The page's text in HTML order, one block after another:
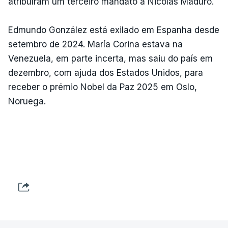
Edmundo González está exilado em Espanha desde
setembro de 2024. María Corina estava na
Venezuela, em parte incerta, mas saiu do país em
dezembro, com ajuda dos Estados Unidos, para
receber o prémio Nobel da Paz 2025 em Oslo,
Noruega.